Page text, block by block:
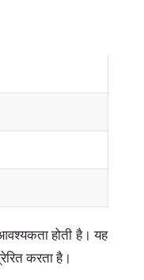
होती है। यह
करता है।